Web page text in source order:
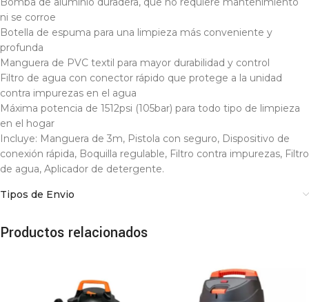
ni se corroe
Botella de espuma para una limpieza más conveniente y
profunda
Manguera de PVC textil para mayor durabilidad y control
Filtro de agua con conector rápido que protege a la unidad
contra impurezas en el agua
Máxima potencia de 1512psi (105bar) para todo tipo de limpieza
en el hogar
Incluye: Manguera de 3m, Pistola con seguro, Dispositivo de
conexión rápida, Boquilla regulable, Filtro contra impurezas, Filtro
de agua, Aplicador de detergente.
Tipos de Envio
Productos relacionados